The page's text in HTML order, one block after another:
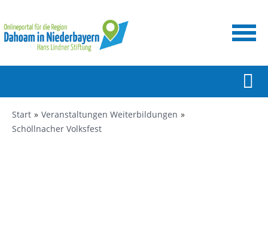
Start
Veranstaltungen Weiterbildungen
Schöllnacher Volksfest